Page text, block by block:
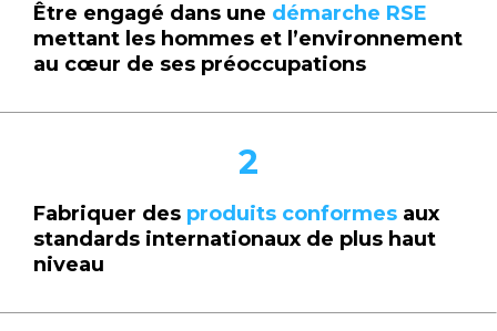
Être engagé dans une démarche RSE
mettant les hommes et l’environnement
au cœur de ses préoccupations
2
Fabriquer des produits conformes aux
standards internationaux de plus haut
niveau